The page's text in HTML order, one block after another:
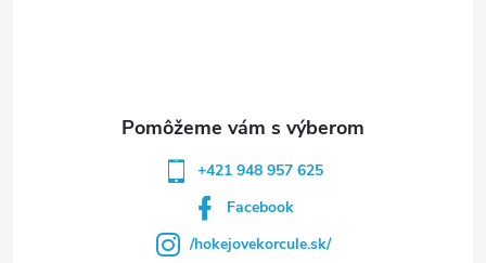
+421 948 957 625
Facebook
/hokejovekorcule.sk/